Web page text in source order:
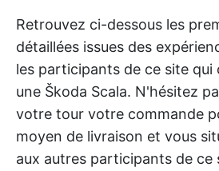
Retrouvez ci-dessous les
détaillées issues des
les participants de ce site
une Škoda Scala. N'hésitez
votre tour votre commande
moyen de livraison et vous
aux autres participants de ce